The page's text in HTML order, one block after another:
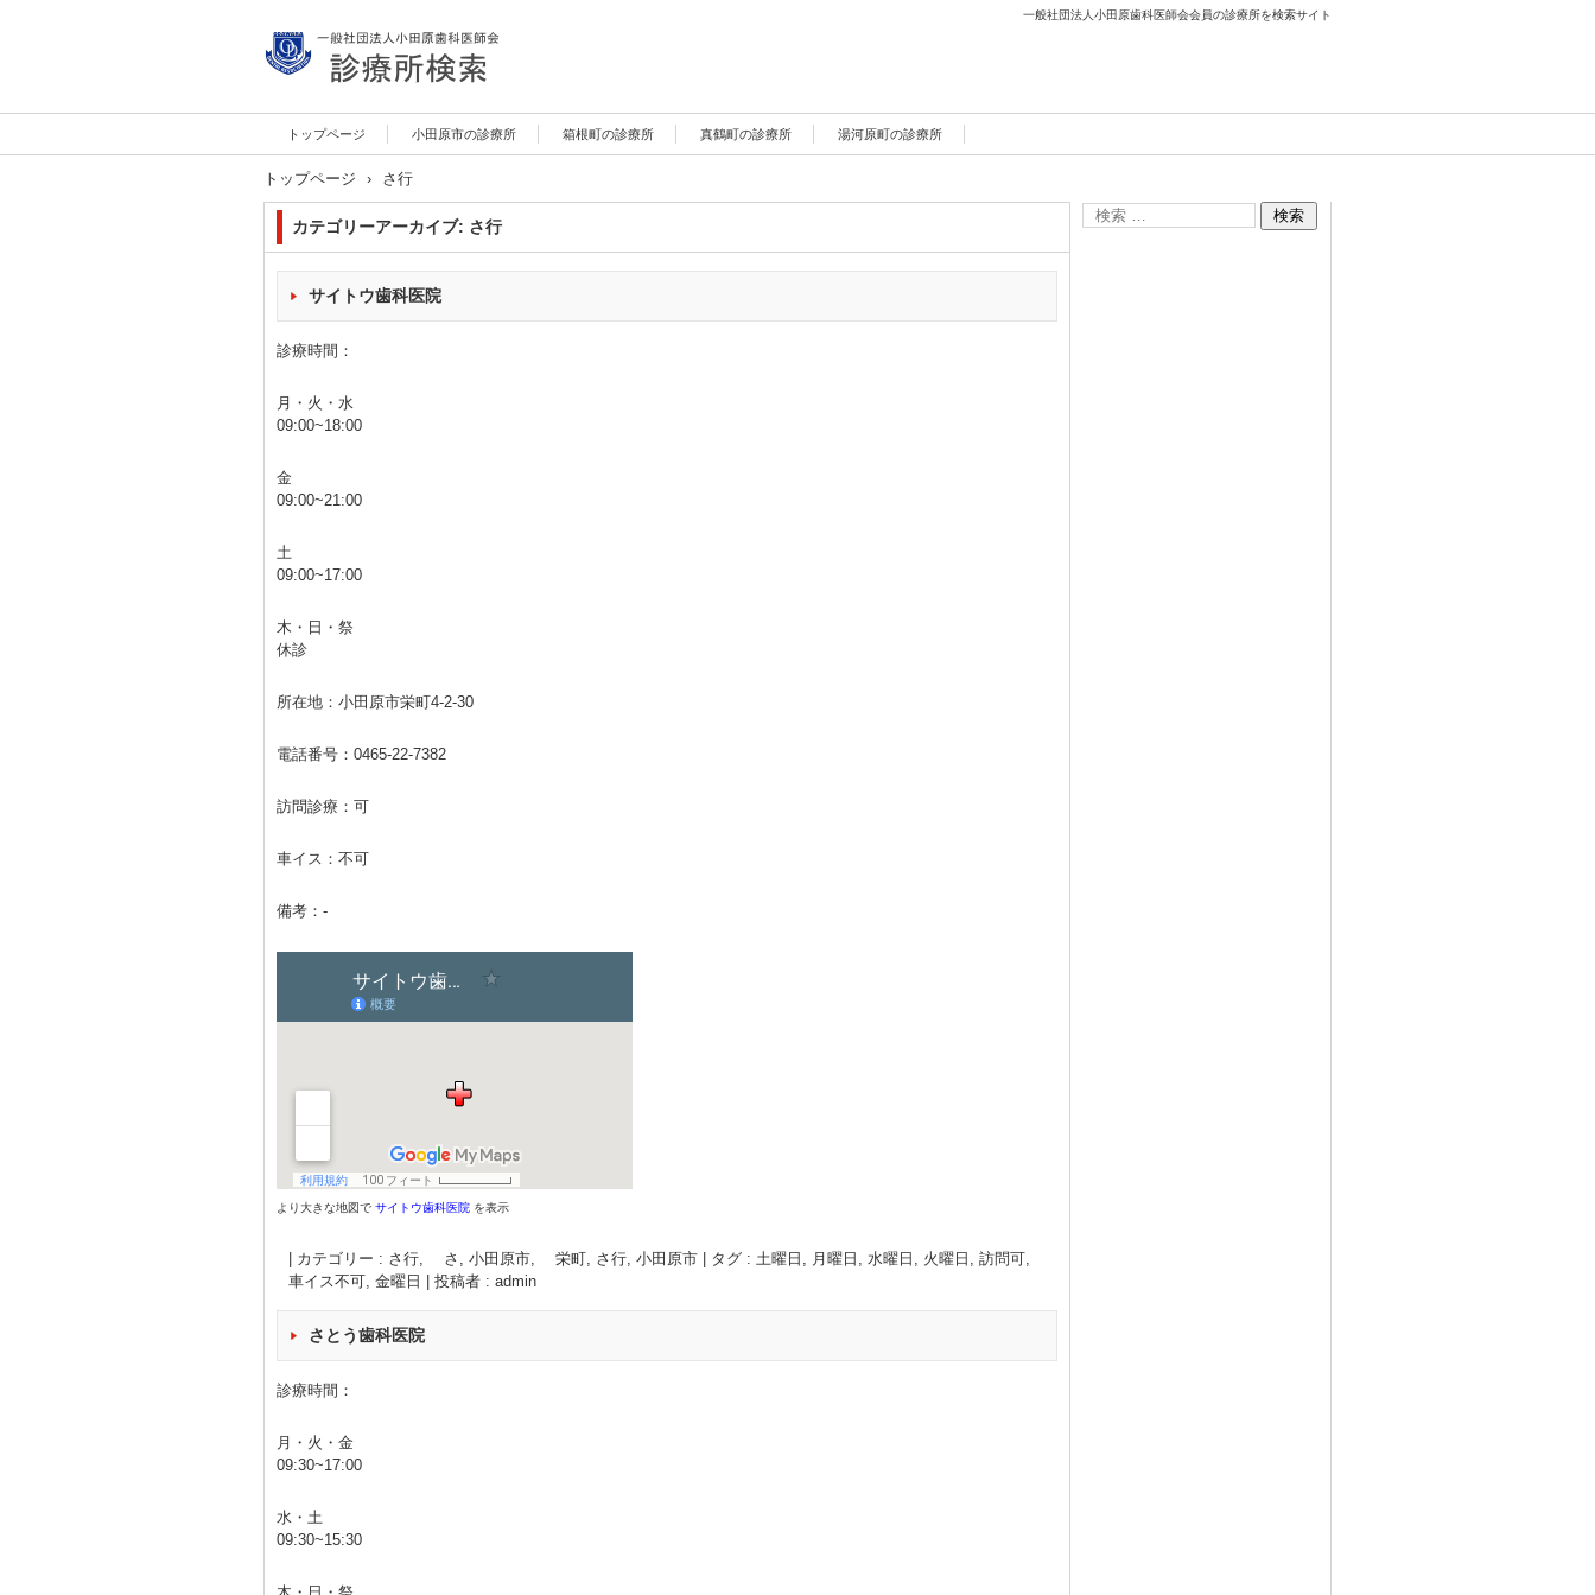
診療所検索サイト
一般社団法人小田原歯科医師会会員の診療所を検索サイト
トップページ 小田原市の診療所 箱根町の診療所 真鶴町の診療所 湯河原町の診療所
トップページ › さ行
カテゴリーアーカイブ: さ行
サイトウ歯科医院
診療時間：
月・火・水
09:00~18:00
金
09:00~21:00
土
09:00~17:00
木・日・祭
休診
所在地：小田原市栄町4-2-30
電話番号： 0465-22-7382
訪問診療：可
車イス：不可
備考：-
より大きな地図で サイトウ歯科医院 を表示
カテゴリー : さ行, さ , 小田原市, 栄町, さ行, 小田原市 タグ : 土曜日 , 月曜日 , 水曜日 , 火曜日 , 訪問可,
車イス不可, 金曜日 投稿者 : admin
さとう歯科医院
診療時間：
月・火・金
09:30~17:00
水・土
09:30~15:30